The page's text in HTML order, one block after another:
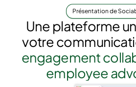
Présentation de
Une plateforme
votre
engagement
employee